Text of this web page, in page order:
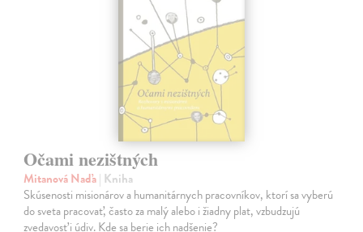
Očami nezištných
Mitanová Naďa| Kniha
Skúsenosti misionárov a humanitárnych pracovníkov, ktorí sa vyberú
do sveta pracovať, často za malý alebo i žiadny plat, vzbudzujú
zvedavosť i údiv. Kde sa berie ich nadšenie?